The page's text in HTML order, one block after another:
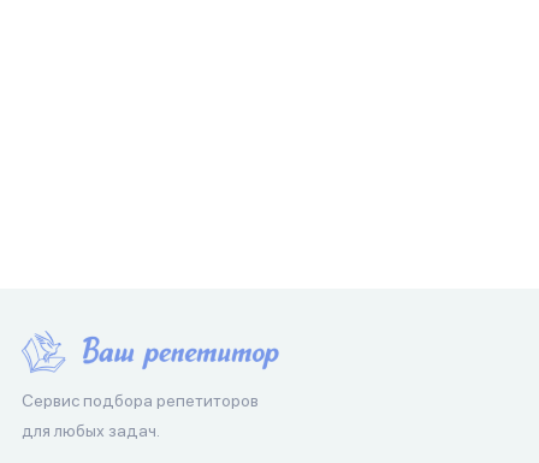
Сервис подбора репетиторов
для любых задач.